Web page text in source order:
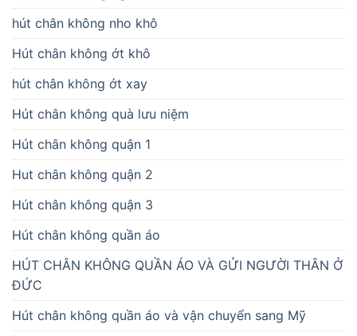
hút chân không nho khô
Hút chân không ớt khô
hút chân không ớt xay
Hút chân không quà lưu niệm
Hút chân không quận 1
Hut chân không quận 2
Hút chân không quận 3
Hút chân không quần áo
HÚT CHÂN KHÔNG QUẦN ÁO VÀ GỬI NGƯỜI THÂN Ở
ĐỨC
Hút chân không quần áo và vận chuyển sang Mỹ